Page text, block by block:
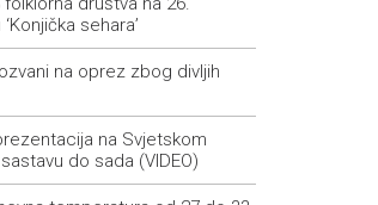
sehara’
na oprez zbog divljih
na Svjetskom
do sada (VIDEO)